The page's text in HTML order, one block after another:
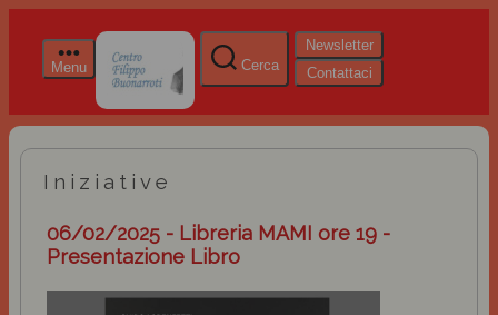
Menu Cerca
Newsletter
Contattaci
Iniziative
06/02/2025 - Libreria MAMI ore 19 -
Presentazione Libro